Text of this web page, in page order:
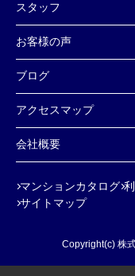
スタッフ
お客様の声
ブログ
アクセスマップ
会社概要
マンションカタログ
サイトマップ
Copyright(c) 株